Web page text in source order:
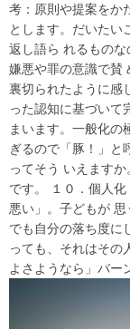
考：原則や提案をか
とします。だいたい
返し語ら れるもの
嫌悪や罪の意識で賛
裏切られたように感
った認知に基づいて
まいます。一般化の
ぎるので「豚！」と
ってそう いえます
です。 １０．個人
悪い」。子どもが
でも自分の落ち度に
っても、それはその
よさようなら」バ